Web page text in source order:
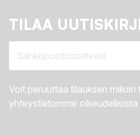
TILAA
Voit peruuttaa tilauksen milloin
yhteystietomme oikeudellisista